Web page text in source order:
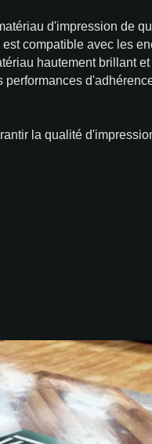
d'impression de
compatible avec les
hautement brillant
la qualité